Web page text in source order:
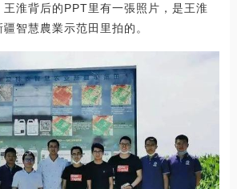
淮背后的PPT里有一張照片，是王淮
智慧農業示范田里拍的。